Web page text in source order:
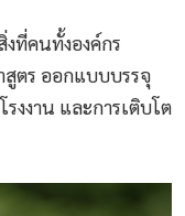
ที่คนทั้งองค์กร
ตร ออกแบบบรรจุ
งงาน และการเติบโต